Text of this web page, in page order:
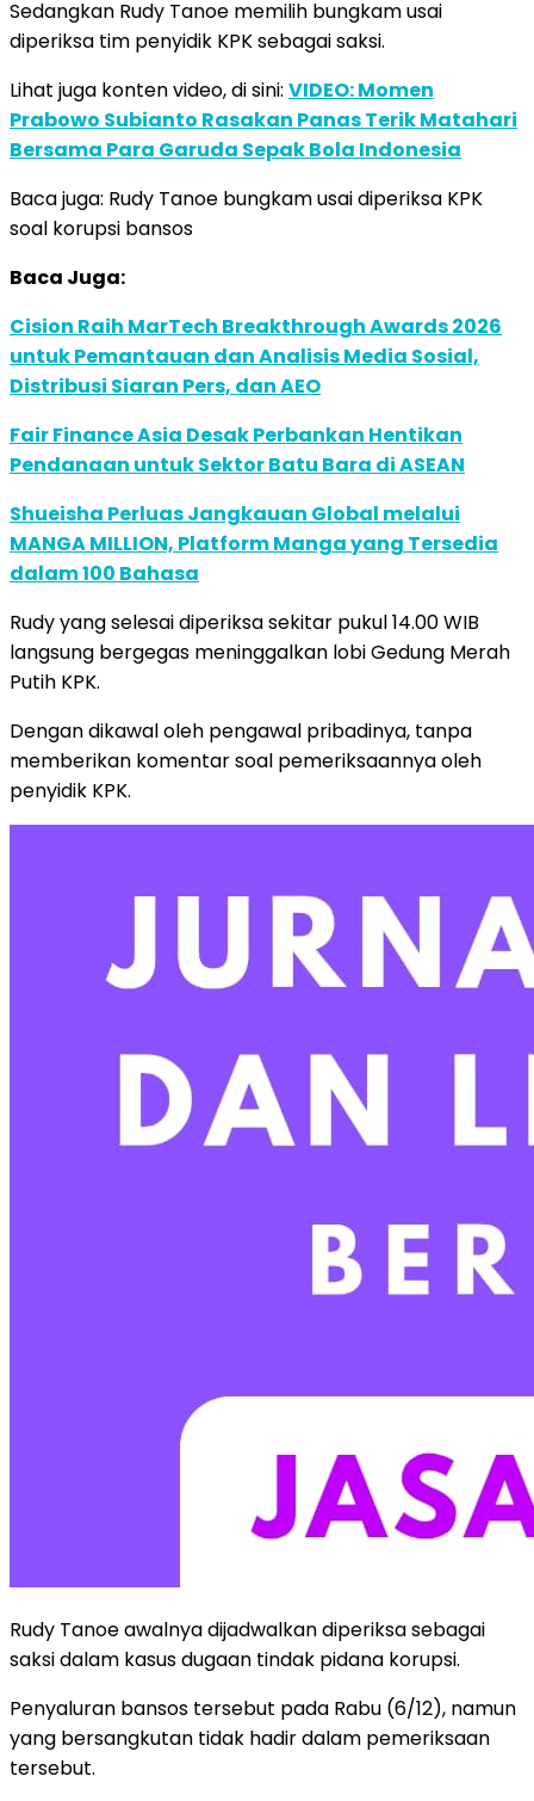
Sedangkan Rudy Tanoe memilih bungkam usai
diperiksa tim penyidik KPK sebagai saksi.
Lihat juga konten video, di sini: VIDEO: Momen
Prabowo Subianto Rasakan Panas Terik Matahari
Bersama Para Garuda Sepak Bola Indonesia
Baca juga: Rudy Tanoe bungkam usai diperiksa KPK
soal korupsi bansos
Baca Juga:
Cision Raih MarTech Breakthrough Awards 2026
untuk Pemantauan dan Analisis Media Sosial,
Distribusi Siaran Pers, dan AEO
Fair Finance Asia Desak Perbankan Hentikan
Pendanaan untuk Sektor Batu Bara di ASEAN
Shueisha Perluas Jangkauan Global melalui
MANGA MILLION, Platform Manga yang Tersedia
dalam 100 Bahasa
Rudy yang selesai diperiksa sekitar pukul 14.00 WIB
langsung bergegas meninggalkan lobi Gedung Merah
Putih KPK.
Dengan dikawal oleh pengawal pribadinya, tanpa
memberikan komentar soal pemeriksaannya oleh
penyidik KPK.
Rudy Tanoe awalnya dijadwalkan diperiksa sebagai
saksi dalam kasus dugaan tindak pidana korupsi.
Penyaluran bansos tersebut pada Rabu (6/12), namun
yang bersangkutan tidak hadir dalam pemeriksaan
tersebut.